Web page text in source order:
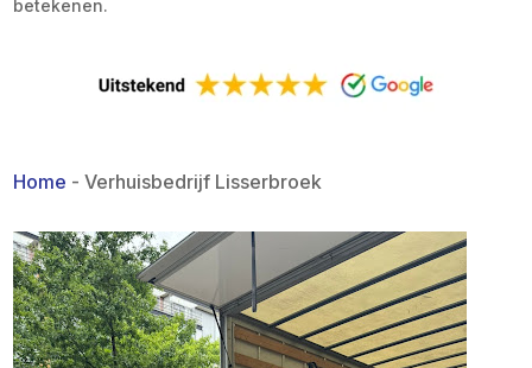
betekenen.
Home -Verhuisbedrijf Lisserbroek